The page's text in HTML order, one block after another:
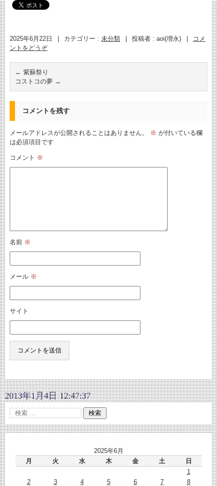
2025年6月22日 カテゴリー : 未分類 投稿者 : aoi(増永)
コメ
ントをどうぞ
← 紫蘇祭り
コストコの夢 →
コメントを残す
メールアドレスが公開されることはありません。 ※ が付いている欄
は必須項目です
コメント ※
名前 ※
メール ※
サイト
2013年1月4日 12:47:37
2025年6月
月
火 水 木 金 土
日
1
2
3 4 5 6 7
8